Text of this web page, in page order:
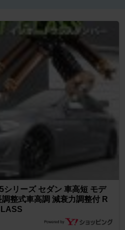
シリーズ セダン 車高短 モデ
整式車高調 減衰力調整付 R